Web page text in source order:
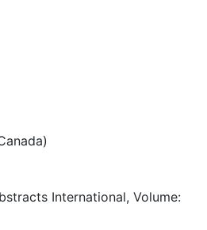
International, Volume: